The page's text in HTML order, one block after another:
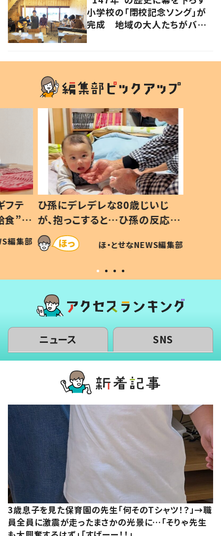
小学校の「閉校記念ソング」が
完成 地域の大人たちがバン
フテ
食”を
の親
編集部
ひ孫にデレデレな80歳じいじ
が、抱っこすると…ひ孫の反応に
「涙が出ました」「可愛くて仕方な
い」
ほ・とせなNEWS編集部
ニュース SNS
3歳息子を見た保育園の先生「何そのTシャツ！？」→職
員全員に激震が走ったまさかの光景に…「そりゃ先生